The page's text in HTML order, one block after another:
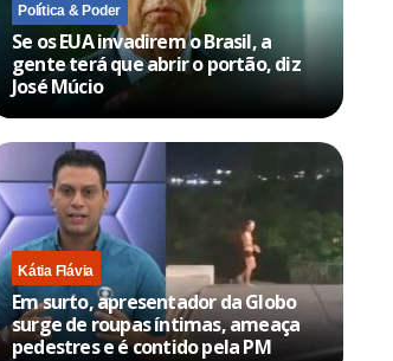
Política & Poder
Se os EUA invadirem o Brasil, a
gente terá que abrir o portão, diz
José Múcio
Kátia Flávia
Em surto, apresentador da Globo
surge de roupas íntimas, ameaça
pedestres e é contido pela PM